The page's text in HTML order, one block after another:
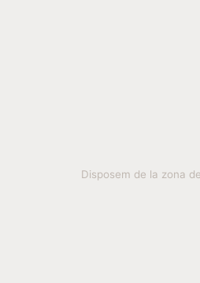
Disposem de la zona